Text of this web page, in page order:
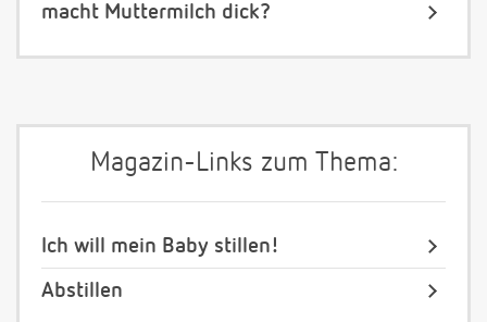
macht Muttermilch dick?
Magazin-Links zum Thema:
Ich will mein Baby stillen!
Abstillen